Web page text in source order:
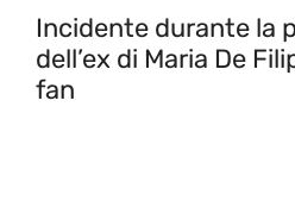
Incidente durante la
dell’ex di Maria De
fan